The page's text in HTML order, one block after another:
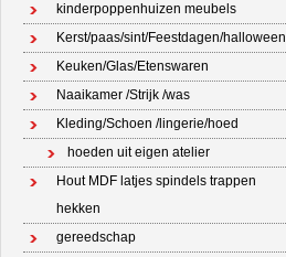
kinderpoppenhuizen meubels
Kerst/paas/sint/Feestdagen/halloween
Keuken/Glas/Etenswaren
Naaikamer /Strijk /was
Kleding/Schoen /lingerie/hoed
hoeden uit eigen atelier
Hout MDF latjes spindels trappen
hekken
gereedschap